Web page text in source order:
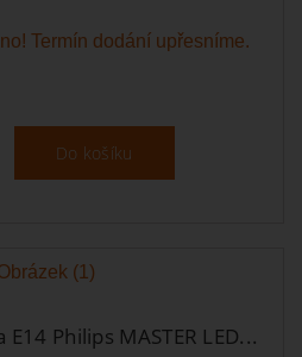
Termín dodání upřesníme.
Do košíku
Philips MASTER LED...